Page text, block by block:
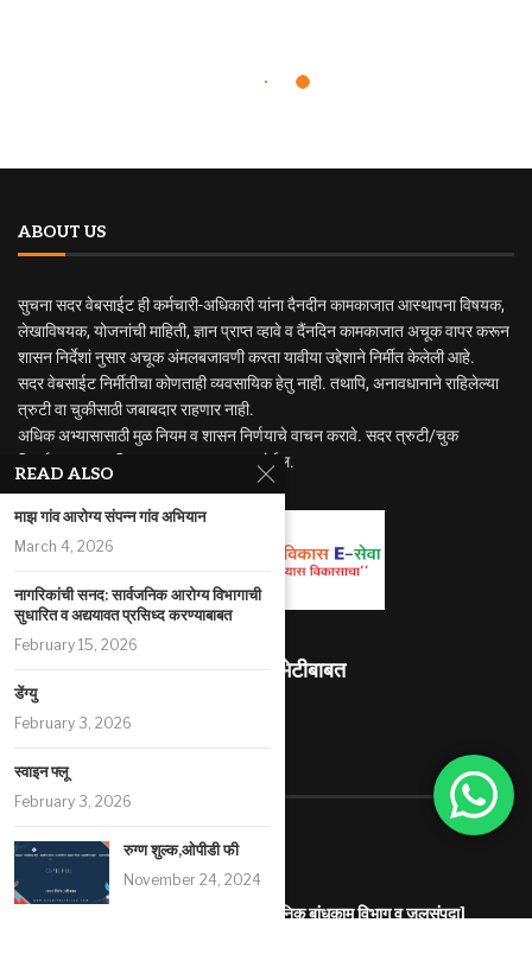
ABOUT US
सुचना सदर वेबसाईट ही कर्मचारी-अधिकारी यांना दैनदीन कामकाजात आस्थापना विषयक,
लेखाविषयक, योजनांची माहिती, ज्ञान प्राप्त व्हावे व दैंनदिन कामकाजात अचूक वापर करून
शासन निर्देशां नुसार अचूक अंमलबजावणी करता यावीया उद्देशाने निर्मीत केलेली आहे.
सदर वेबसाईट निर्मीतीचा कोणताही व्यवसायिक हेतु नाही. तथापि, अनावधानाने राहिलेल्या
त्रुटी वा चुकीसाठी जबाबदार राहणार नाही.
अधिक अभ्यासासाठी मुळ नियम व शासन निर्णयाचे वाचन करावे. सदर त्रुटी/चुक
निदर्शनास आणुन दिल्यास सुधारणा करण्यात येईल.
माहितीस्थळ भेटीबाबत
492802
RECENT ARTICLES
कनिष्ठ अभियंता (स्थापत्य) गट-ब
August 8, 2026
अधीक्षक, प्रथम लिपिक व वरिष्ठ लिपिक [सार्वजनिक बांधकाम विभाग व जलसंपदा]
READ ALSO
माझ गांव आरोग्य संपन्न गांव अभियान
March 4, 2026
नागरिकांची सनद: सार्वजनिक आरोग्य विभागाची
सुधारित व अद्ययावत प्रसिध्द करण्याबाबत
February 15, 2026
डेंग्यु
February 3, 2026
स्वाइन फ्लू
February 3, 2026
रुग्ण शुल्क,ओपीडी फी
November 24, 2024